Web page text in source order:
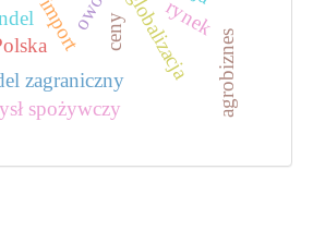
import
zagraniczny
spożywczy
globalizacja
ceny rynek
agrobiznes